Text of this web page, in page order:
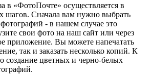
в «ФотоПочте» осуществляется в
шагов. Сначала вам нужно выбрать
- в нашем случае это
свои фото на наш сайт или через
приложение. Вы можете напечатать
так и заказать несколько копий. К
создание цветных и черно-белых